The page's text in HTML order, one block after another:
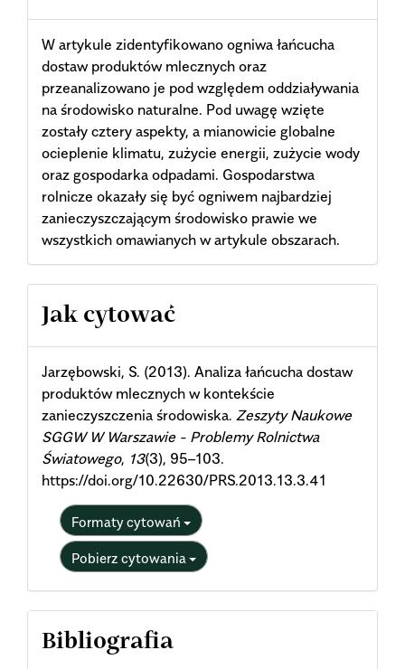
W artykule zidentyfikowano ogniwa łańcucha
dostaw produktów mlecznych oraz
przeanalizowano je pod względem oddziaływania
na środowisko naturalne. Pod uwagę wzięte
zostały cztery aspekty, a mianowicie globalne
ocieplenie klimatu, zużycie energii, zużycie wody
oraz gospodarka odpadami. Gospodarstwa
rolnicze okazały się być ogniwem najbardziej
zanieczyszczającym środowisko prawie we
wszystkich omawianych w artykule obszarach.
Article
Details
Jak cytować
Jarzębowski, S. (2013). Analiza łańcucha dostaw
produktów mlecznych w kontekście
zanieczyszczenia środowiska. Zeszyty Naukowe
SGGW W Warszawie - Problemy Rolnictwa
Światowego, 13(3), 95–103.
https://doi.org/10.22630/PRS.2013.13.3.41
Formaty cytowań
Pobierz cytowania
Bibliografia